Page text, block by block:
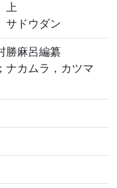
上
ドウダン
勝麻呂編纂
ナカムラ，カツマ